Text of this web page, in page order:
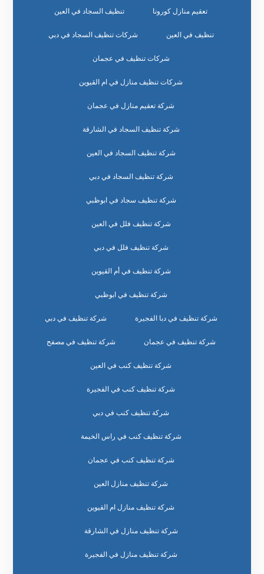
تعقيم منازل كورونا تنظيف السجاد في العين
تنظيف في العين شركات تنظيف السجاد في دبي
شركات تنظيف في عجمان
شركات تنظيف منازل في ام القيوين
شركة تعقيم منازل في عجمان
شركة تنظيف السجاد في الشارقة
شركة تنظيف السجاد في العين
شركة تنظيف السجاد في دبي
شركة تنظيف سجاد في ابوظبي
شركة تنظيف فلل في العين
شركة تنظيف فلل في دبي
شركة تنظيف في أم القيوين
شركة تنظيف في ابوظبي
شركة تنظيف في دبا الفجيرة شركة تنظيف في دبي
شركة تنظيف في عجمان شركة تنظيف في مصفح
شركة تنظيف كنب في العين
شركة تنظيف كنب في الفجيرة
شركة تنظيف كنب في دبي
شركة تنظيف كنب في راس الخيمة
شركة تنظيف كنب في عجمان
شركة تنظيف منازل العين
شركة تنظيف منازل ام القيوين
شركة تنظيف منازل في الشارقة
شركة تنظيف منازل في الفجيرة